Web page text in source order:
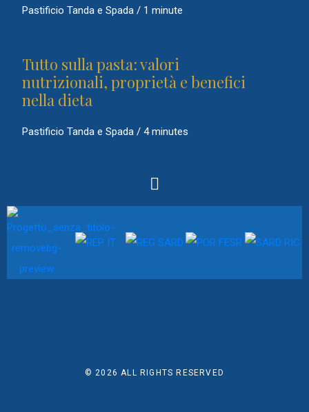
Pastificio Tanda e Spada / 1 minute
Tutto sulla pasta: valori
nutrizionali, proprietà e benefici
nella dieta
Pastificio Tanda e Spada / 4 minutes
© 2026ALL RIGHTS RESERVED